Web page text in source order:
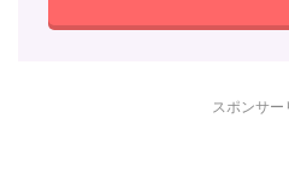
スポンサー